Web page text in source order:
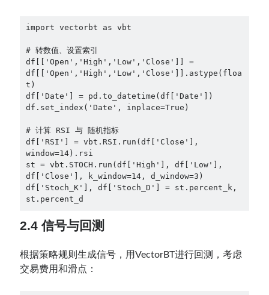
import vectorbt as vbt
# 转数值、设置索引
df[['Open','High','Low','Close']] =
df[['Open','High','Low','Close']].astype(floa
t)
df['Date'] = pd.to_datetime(df['Date'])
df.set_index('Date', inplace=True)
# 计算 RSI 与 随机指标
df['RSI'] = vbt.RSI.run(df['Close'],
window=14).rsi
st = vbt.STOCH.run(df['High'], df['Low'],
df['Close'], k_window=14, d_window=3)
df['Stoch_K'], df['Stoch_D'] = st.percent_k,
st.percent_d
2.4 信号与回测
根据策略规则生成信号，用VectorBT进行回测，考虑
交易费用和滑点：